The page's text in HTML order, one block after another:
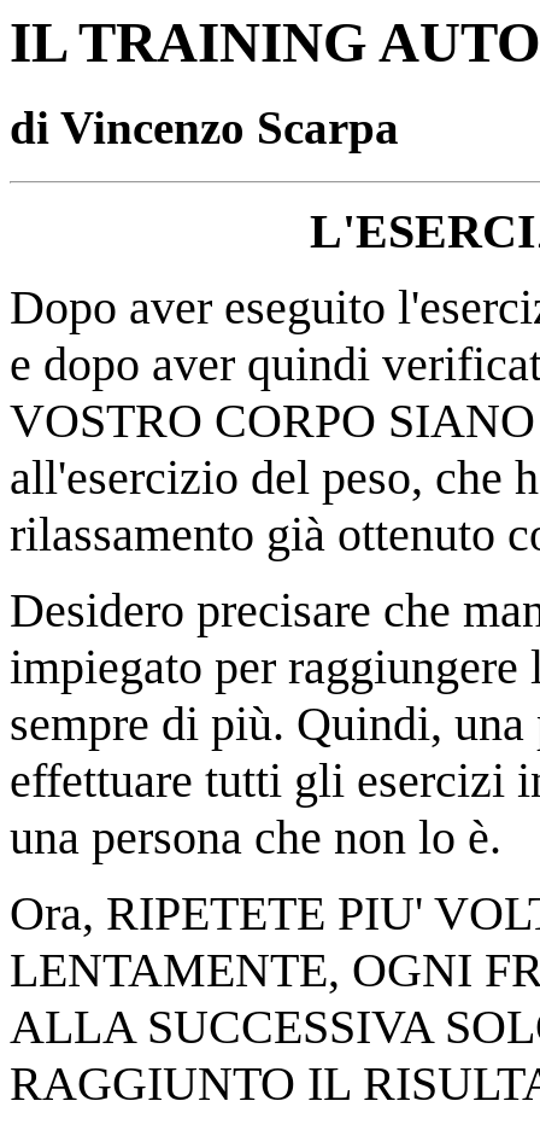
IL TRAINING
di Vincenzo Scarpa
Dopo aver eseguito
e dopo aver quindi
VOSTRO CORPO
all'esercizio del peso,
rilassamento già ottenuto
Desidero precisare che
impiegato per
sempre di più. Quindi, una
effettuare tutti gli esercizi
una persona che non lo è.
Ora, RIPETETE PIU'
LENTAMENTE, OGNI
ALLA SUCCESSIVA
RAGGIUNTO IL